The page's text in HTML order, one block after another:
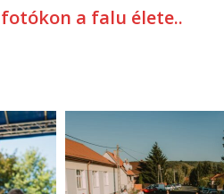
a falu élete..